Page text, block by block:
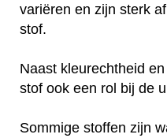
variëren en zijn sterk
stof.
Naast kleurechtheid
stof ook een rol bij de
Sommige stoffen zijn